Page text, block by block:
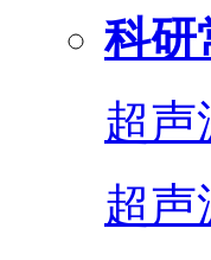
科研
超声
超声